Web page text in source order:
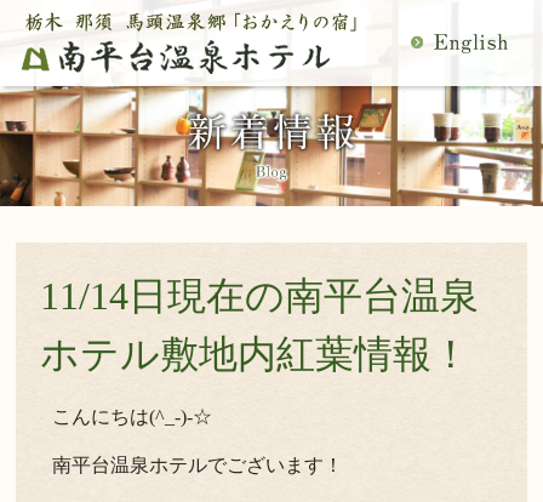
MENU
閉
じ
る
温泉
客室 館内施設
観光案内
トップページ
公式サイトからのご予約は5％OFF
11/14日現在の南平台温泉
ホテル敷地内紅葉情報！
こんにちは(^_-)-☆
南平台温泉ホテルでございます！
空室検索
ご予約内容確認・変更